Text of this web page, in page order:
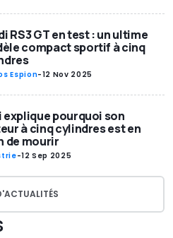
RS3 GT en test : un ultime
compact sportif à cinq
Espion-12 Nov 2025
explique pourquoi son
à cinq cylindres est en
de mourir
-12 Sep 2025